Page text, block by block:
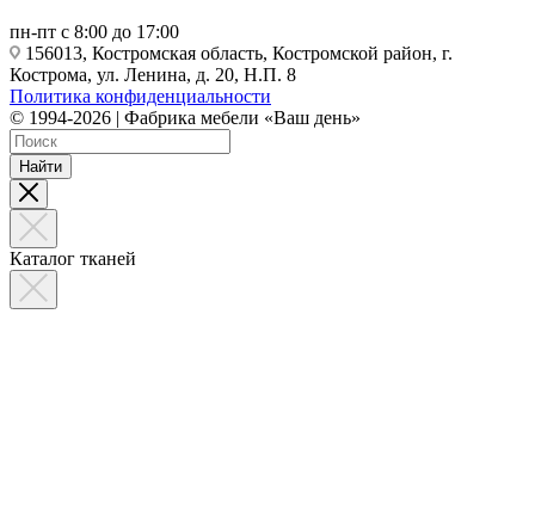
пн-пт с 8:00 до 17:00
156013, Костромская область, Костромской район, г.
Кострома, ул. Ленина, д. 20, Н.П. 8
Политика конфиденциальности
© 1994-2026 | Фабрика мебели «Ваш день»
Найти
Каталог тканей